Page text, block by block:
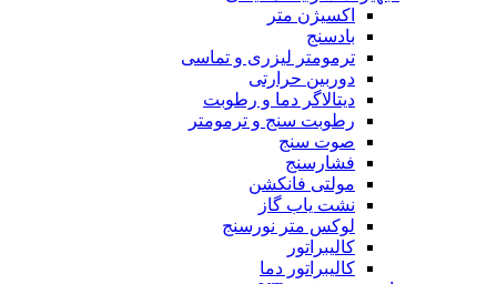
اکسیژن متر
بادسنج
ترمومتر لیزری و تماسی
دوربین حرارتی
دیتالاگر دما و رطوبت
رطوبت سنج و ترمومتر
صوت سنج
فشارسنج
مولتی فانکشن
نشت یاب گاز
لوکس متر نورسنج
کالیبراتور
کالیبراتور دما